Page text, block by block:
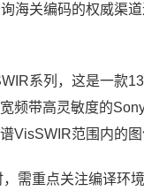
海关编码的权威渠
系列，这是一款
频带高灵敏度的
VisSWIR范围内的图
需重点关注编译环